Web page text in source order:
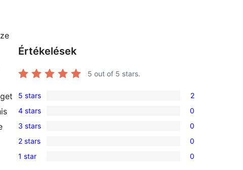
Értékelések
5 out of 5 stars.
2
5-
star
reviews
5 stars 2
0
4-
star
reviews
4 stars 0
0
3-
star
3 stars 0
0
2-
2 stars 0
0
1 star 0